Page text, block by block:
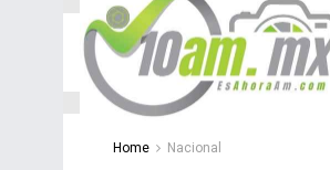
Home Nacional